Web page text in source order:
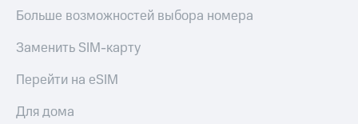
Больше возможностей выбора номера
Заменить SIM-карту
Перейти на eSIM
Для дома